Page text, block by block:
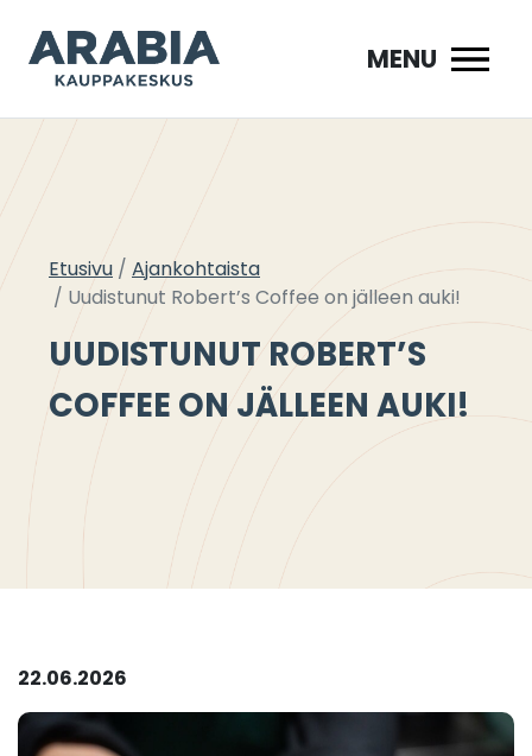
sisältöön
MENU
Etusivu
Ajankohtaista
Uudistunut Robert’s Coffee on jälleen auki!
UUDISTUNUT ROBERT’S
COFFEE ON JÄLLEEN AUKI!
22.06.2026